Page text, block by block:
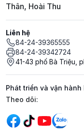
Thân, Hoài Thu
Liên hệ
84-24-39365555
84-24-39342724
41-43 phố Bà Triệu,
Phát triển và vận hành
Mạng xã hội
Theo dõi: